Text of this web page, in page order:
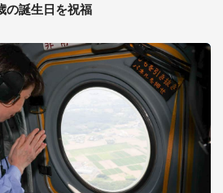
の誕生日を祝福